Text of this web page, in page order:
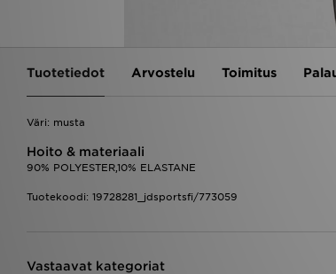
Tuotetiedot Arvostelu Toimitus
Väri: musta
Hoito & materiaali
90% POLYESTER,10% ELASTANE
Tuotekoodi: 19728281_jdsportsfi/773059
Vastaavat kategoriat